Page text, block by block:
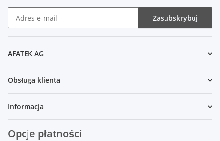
Zasubskrybuj
AFATEK AG
Obsługa klienta
Informacja
Opcje płatności